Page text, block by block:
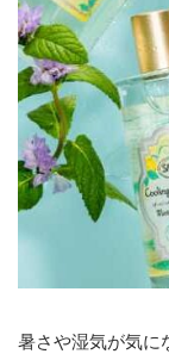
暑さや湿気が気に